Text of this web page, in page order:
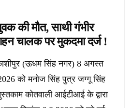
की मौत, साथी गंभीर
चालक पर मुकदमा दर्ज !
(ऊधम सिंह नगर) 8 अगस्त
को मनोज सिंह पुत्र जग्गू सिंह
कोतवाली आईटीआई के द्वारा